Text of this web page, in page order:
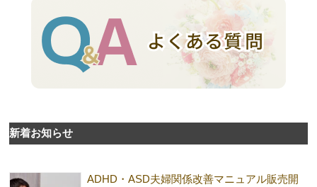
新着お知らせ
ADHD・ASD夫婦関係改善マニュアル販売開